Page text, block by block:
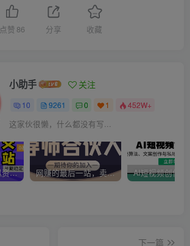
点赞 86 分享 收藏
小助手 关注
10 9261 0 1 452W+
这家伙很懒，什么都没有写...
【全自动成交虚拟资源站】站长唯一陪跑项目！月入10W+~长期稳定~ 网赚的最后一站，卖项目！做网赚顶级猎食者~
下一篇